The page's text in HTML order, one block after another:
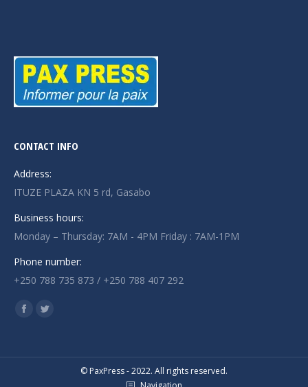
CONTACT INFO
Address:
ITUZE PLAZA KN 5 rd, Gasabo
Business hours:
Monday – Thursday: 7AM - 4PM Friday : 7AM-1PM
Phone number:
+250 788 735 873 / +250 788 407 292
Find us on:
Facebook
Twitter
© PaxPress - 2022. All rights reserved.